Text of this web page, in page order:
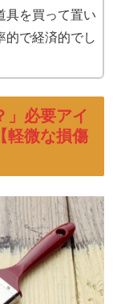
具を買って置い
的で経済的でし
」必要アイ
軽微な損傷